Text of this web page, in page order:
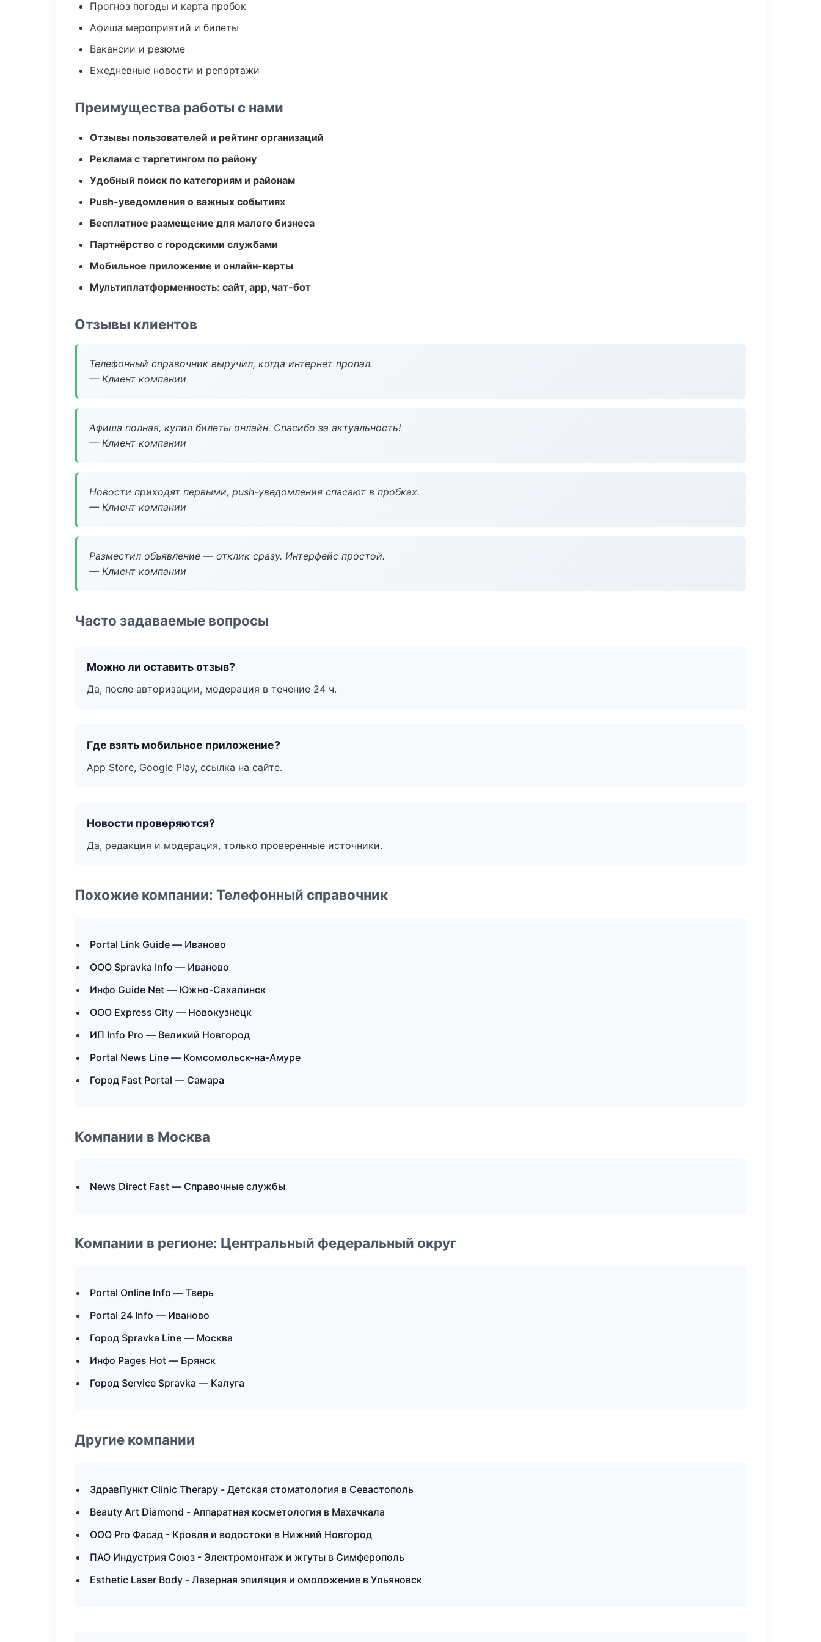
Прогноз погоды и карта пробок
Афиша мероприятий и билеты
Вакансии и резюме
Ежедневные новости и репортажи
Преимущества работы с нами
Отзывы пользователей и рейтинг организаций
Реклама с таргетингом по району
Удобный поиск по категориям и районам
Push-уведомления о важных событиях
Бесплатное размещение для малого бизнеса
Партнёрство с городскими службами
Мобильное приложение и онлайн-карты
Мультиплатформенность: сайт, app, чат-бот
Отзывы клиентов
Телефонный справочник выручил, когда интернет пропал.
— Клиент компании
Афиша полная, купил билеты онлайн. Спасибо за актуальность!
— Клиент компании
Новости приходят первыми, push-уведомления спасают в пробках.
— Клиент компании
Разместил объявление — отклик сразу. Интерфейс простой.
— Клиент компании
Часто задаваемые вопросы
Можно ли оставить отзыв?
Да, после авторизации, модерация в течение 24 ч.
Где взять мобильное приложение?
App Store, Google Play, ссылка на сайте.
Новости проверяются?
Да, редакция и модерация, только проверенные источники.
Похожие компании: Телефонный справочник
Portal Link Guide — Иваново
ООО Spravka Info — Иваново
Инфо Guide Net — Южно-Сахалинск
ООО Express City — Новокузнецк
ИП Info Pro — Великий Новгород
Portal News Line — Комсомольск-на-Амуре
Город Fast Portal — Самара
Компании в Москва
News Direct Fast — Справочные службы
Компании в регионе: Центральный федеральный округ
Portal Online Info — Тверь
Portal 24 Info — Иваново
Город Spravka Line — Москва
Инфо Pages Hot — Брянск
Город Service Spravka — Калуга
Другие компании
ЗдравПункт Clinic Therapy - Детская стоматология в Севастополь
Beauty Art Diamond - Аппаратная косметология в Махачкала
ООО Pro Фасад - Кровля и водостоки в Нижний Новгород
ПАО Индустрия Союз - Электромонтаж и жгуты в Симферополь
Esthetic Laser Body - Лазерная эпиляция и омоложение в Ульяновск